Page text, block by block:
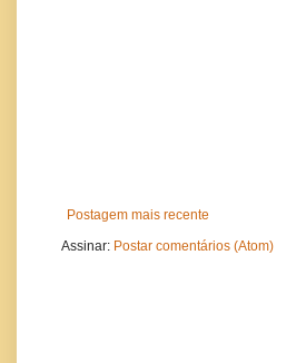
Postagem mais recente
Assinar: Postar comentários (Atom)